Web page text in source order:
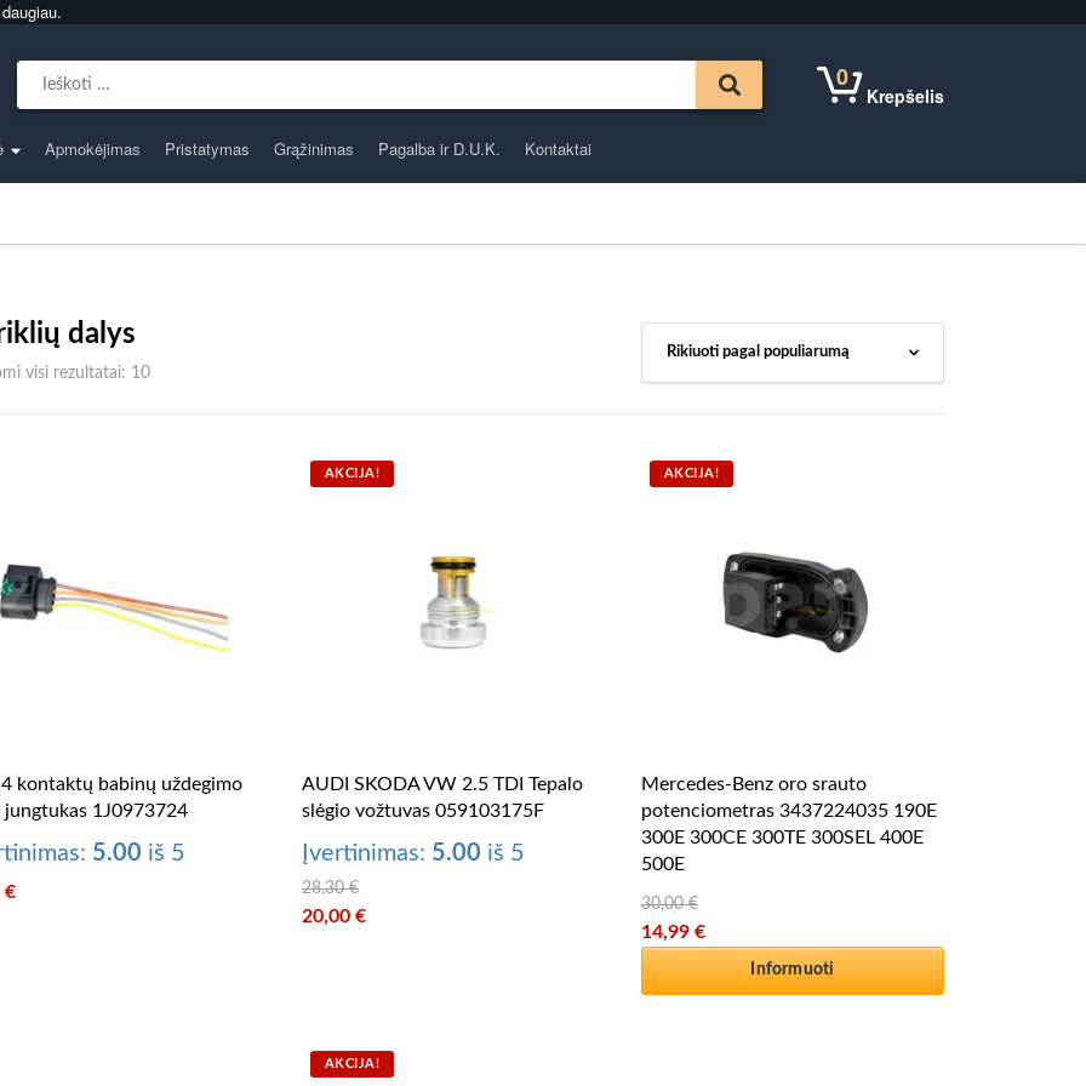
Search for: 0
Krepšelis
Apmokėjimas Pristatymas Grąžinimas Pagalba ir D.U.K. Kontaktai
dalys
visi rezultatai: 10Rūšiuojama pagal populiarumą
kontaktų babinų uždegimo
jungtukas 1J0973724
5.00 iš 5
€
AKCIJA!
AUDI SKODA VW 2.5 TDI Tepalo
slėgio vožtuvas 059103175F
Įvertinimas: 5.00 iš 5
28,30€
Original price was: 28,30 €.
20,00 €
AKCIJA!
Mercedes-Benz oro srauto
potenciometras 3437224035 190E
300E 300CE 300TE 300SEL 400E
500E
30,00€
Original price was: 30,00 €.
14,99 €
Current price is: 14,99 €.
Informuoti
AKCIJA!